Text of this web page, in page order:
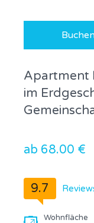
Apartment
im
ab 68.00 €
9.7
Wohnfläche